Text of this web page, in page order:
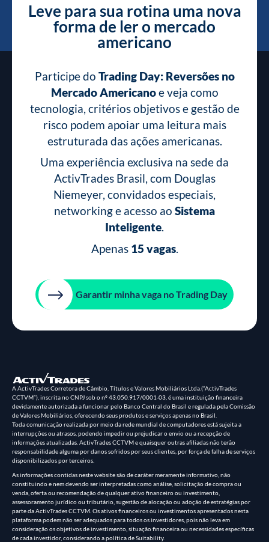
Leve para sua rotina uma nova
forma de ler o mercado
americano
Participe do Trading Day: Reversões no
Mercado Americanoe veja como
tecnologia, critérios objetivos e gestão de
risco podem apoiar uma leitura mais
estruturada das ações americanas.
Uma experiência exclusiva na sede da
ActivTrades Brasil, com Douglas
Niemeyer, convidados especiais,
networking e acesso ao Sistema
Inteligente.
Apenas 15 vagas.
Garantir minha vaga no Trading Day
A ActivTrades Corretora de Câmbio, Títulos e Valores Mobiliários Ltda.(“ActivTrades
CCTVM”), inscrita no CNPJ sob o nº 43.050.917/0001-03, é uma instituição financeira
devidamente autorizada a funcionar pelo Banco Central do Brasil e regulada pela Comissão
de Valores Mobiliários, oferecendo seus produtos e serviços apenas no Brasil.
Toda comunicação realizada por meio da rede mundial de computadores está sujeita a
interrupções ou atrasos, podendo impedir ou prejudicar o envio ou a recepção de
informações atualizadas. ActivTrades CCTVM e quaisquer outras afiliadas não terão
responsabilidade alguma por danos sofridos por seus clientes, por força de falha de serviços
disponibilizados por terceiros.
As informações contidas neste website são de caráter meramente informativo, não
constituindo e nem devendo ser interpretadas como análise, solicitação de compra ou
venda, oferta ou recomendação de qualquer ativo financeiro ou investimento,
assessoramento jurídico ou tributário, sugestão de alocação ou adoção de estratégias por
parte da ActivTrades CCTVM. Os ativos financeiros ou investimentos apresentados nesta
plataforma podem não ser adequados para todos os investidores, pois não leva em
consideração os objetivos de investimento, situação financeira ou necessidades específicas
de cada investidor, considerando a política de Suitability.